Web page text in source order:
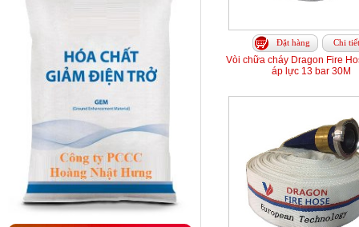
Đặt hàng Chi tiết
Vòi chữa cháy Dragon Fire
áp lực 13 bar 30M